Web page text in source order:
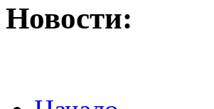
Новости: